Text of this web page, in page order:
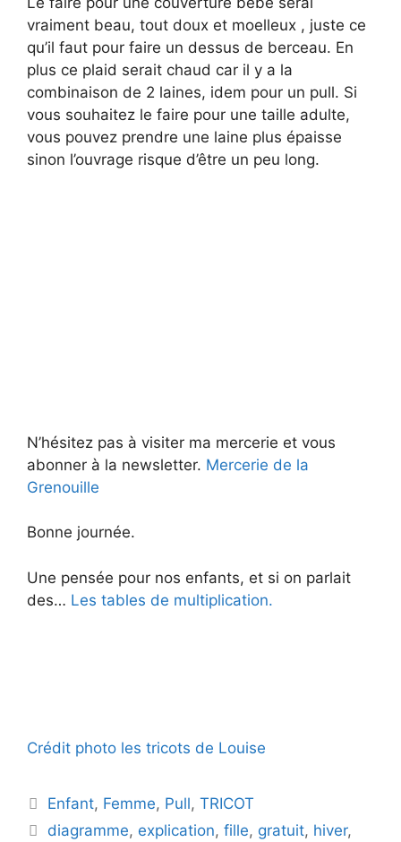
vraiment beau, tout doux et moelleux , juste ce
qu’il faut pour faire un dessus de berceau. En
plus ce plaid serait chaud car il y a la
combinaison de 2 laines, idem pour un pull. Si
vous souhaitez le faire pour une taille adulte,
vous pouvez prendre une laine plus épaisse
sinon l’ouvrage risque d’être un peu long.
N’hésitez pas à visiter ma mercerie et vous
abonner à la newsletter. Mercerie de la
Grenouille
Bonne journée.
Une pensée pour nos enfants, et si on parlait
des… Les tables de multiplication.
Crédit photo les tricots de Louise
Catégories
Enfant, Femme, Pull,TRICOT
Étiquettes
diagramme, explication,fille, gratuit, hiver,